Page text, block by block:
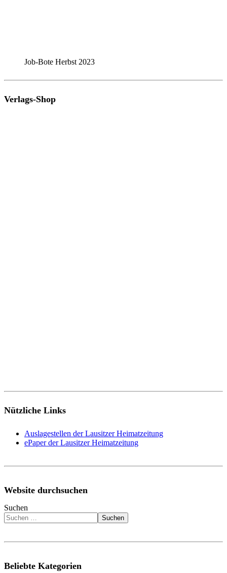
Job-Bote Herbst 2023
Verlags-Shop
Nützliche Links
Auslagestellen der Lausitzer Heimatzeitung
ePaper der Lausitzer Heimatzeitung
Website durchsuchen
Suchen
Suchen
Beliebte Kategorien